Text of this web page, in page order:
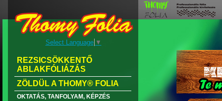
Select Language ▼
REZSICSÖKKENTŐ
ABLAKFÓLIÁZÁS
ZÖLDÜL A THOMY® FOLIA
OKTATÁS, TANFOLYAM, KÉPZÉS